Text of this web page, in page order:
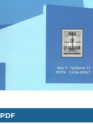
PDF